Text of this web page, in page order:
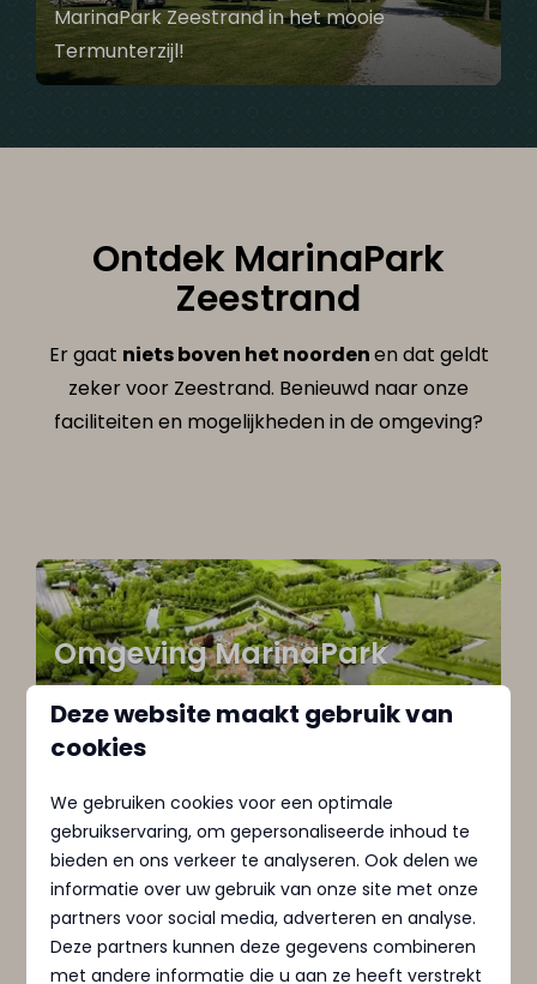
MarinaPark Zeestrand in het mooie
Termunterzijl!
Ontdek MarinaPark
Zeestrand
Er gaat niets boven het noordenen dat geldt
zeker voor Zeestrand. Benieuwd naar onze
faciliteiten en mogelijkheden in de omgeving?
Omgeving MarinaPark
Zeestrand
Ontdek de veelzijdige omgeving van
Faciliteiten MarinaPark
Zeestrand
Deze website maakt gebruik van
cookies
We gebruiken cookies voor een optimale
gebruikservaring, om gepersonaliseerde inhoud te
bieden en ons verkeer te analyseren. Ook delen we
informatie over uw gebruik van onze site met onze
partners voor social media, adverteren en analyse.
Deze partners kunnen deze gegevens combineren
met andere informatie die u aan ze heeft verstrekt